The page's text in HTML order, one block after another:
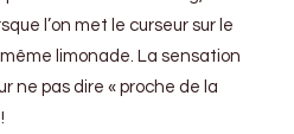
l’on met le curseur sur le
limonade. La sensation
ne pas dire « proche de la